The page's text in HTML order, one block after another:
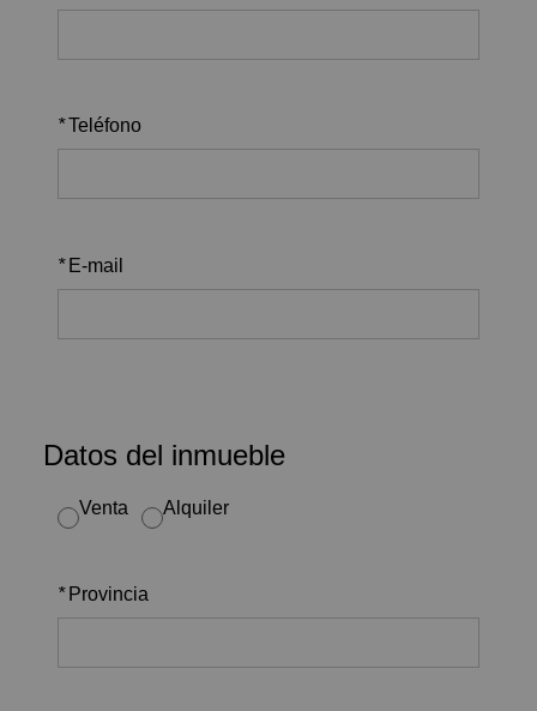
*Teléfono
* E-mail
Datos del inmueble
Venta Alquiler
* Provincia